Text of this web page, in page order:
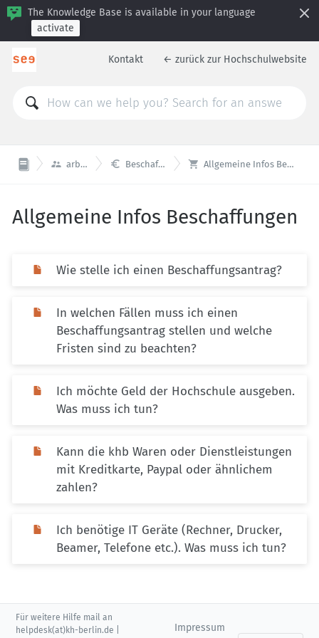
The Knowledge Base is available in your language
activate
Kontakt ← zurück zur Hochschulwebsite
 arbeiten  Beschaffungen  Allgemeine Infos Beschaffungen
Allgemeine Infos Beschaffungen
Wie stelle ich einen Beschaffungsantrag?
In welchen Fällen muss ich einen
Beschaffungsantrag stellen und welche
Fristen sind zu beachten?
Ich möchte Geld der Hochschule ausgeben.
Was muss ich tun?
Kann die khb Waren oder Dienstleistungen
mit Kreditkarte, Paypal oder ähnlichem
zahlen?
Ich benötige IT Geräte (Rechner, Drucker,
Beamer, Telefone etc.). Was muss ich tun?
Für weitere Hilfe mail an
helpdesk(at)kh-berlin.de |
Impressum